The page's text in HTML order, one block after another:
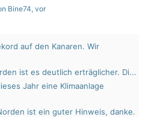
Bine74, vor
auf den Kanaren. Wir
ist es deutlich erträglicher. Di...
Jahr eine Klimaanlage
ist ein guter Hinweis, danke.